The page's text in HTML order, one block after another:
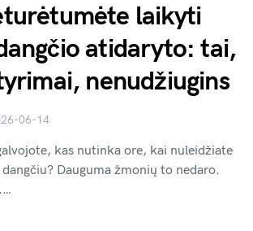
laikyti
atidaryto: tai,
nenudžiugins
06-14
kas nutinka ore, kai nuleidžiate
Dauguma žmonių to nedaro.